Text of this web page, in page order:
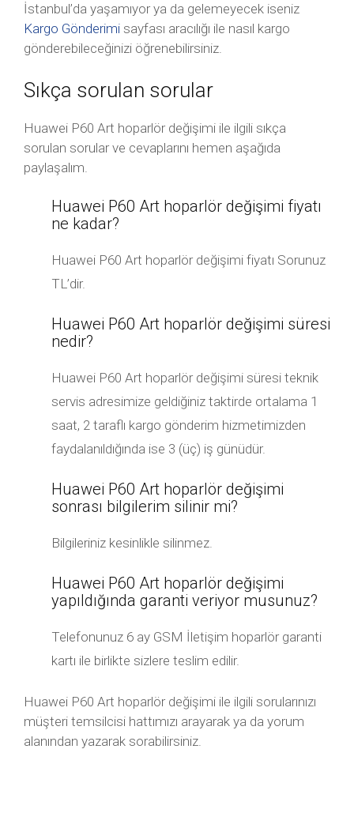
İstanbul’da yaşamıyor ya da gelemeyecek iseniz
Kargo Gönderimi sayfası aracılığı ile nasıl kargo
gönderebileceğinizi öğrenebilirsiniz.
Sıkça sorulan sorular
Huawei P60 Art hoparlör değişimi ile ilgili sıkça
sorulan sorular ve cevaplarını hemen aşağıda
paylaşalım.
Huawei P60 Art hoparlör değişimi fiyatı
ne kadar?
Huawei P60 Art hoparlör değişimi fiyatı Sorunuz
TL’dir.
Huawei P60 Art hoparlör değişimi süresi
nedir?
Huawei P60 Art hoparlör değişimi süresi teknik
servis adresimize geldiğiniz taktirde ortalama 1
saat, 2 taraflı kargo gönderim hizmetimizden
faydalanıldığında ise 3 (üç) iş günüdür.
Huawei P60 Art hoparlör değişimi
sonrası bilgilerim silinir mi?
Bilgileriniz kesinlikle silinmez.
Huawei P60 Art hoparlör değişimi
yapıldığında garanti veriyor musunuz?
Telefonunuz 6 ay GSM İletişim hoparlör garanti
kartı ile birlikte sizlere teslim edilir.
Huawei P60 Art hoparlör değişimi ile ilgili sorularınızı
müşteri temsilcisi hattımızı arayarak ya da yorum
alanından yazarak sorabilirsiniz.